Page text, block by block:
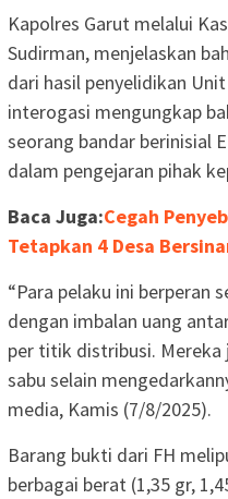
Kapolres Garut melalui
Sudirman, menjelaskan
dari hasil penyelidikan
interogasi mengungkap
seorang bandar berinisial
dalam pengejaran pihak
Baca Juga:Cegah
Tetapkan 4 Desa
“Para pelaku ini berperan
dengan imbalan uang
per titik distribusi.
sabu selain
media, Kamis (7/8/2025).
Barang bukti dari FH
berbagai berat (1,35 gr,